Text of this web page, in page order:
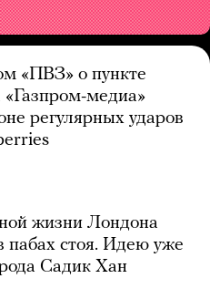
«ПВЗ» о пункте
«Газпром-медиа»
регулярных ударов
жизни Лондона
пабах стоя. Идею уже
Садик Хан